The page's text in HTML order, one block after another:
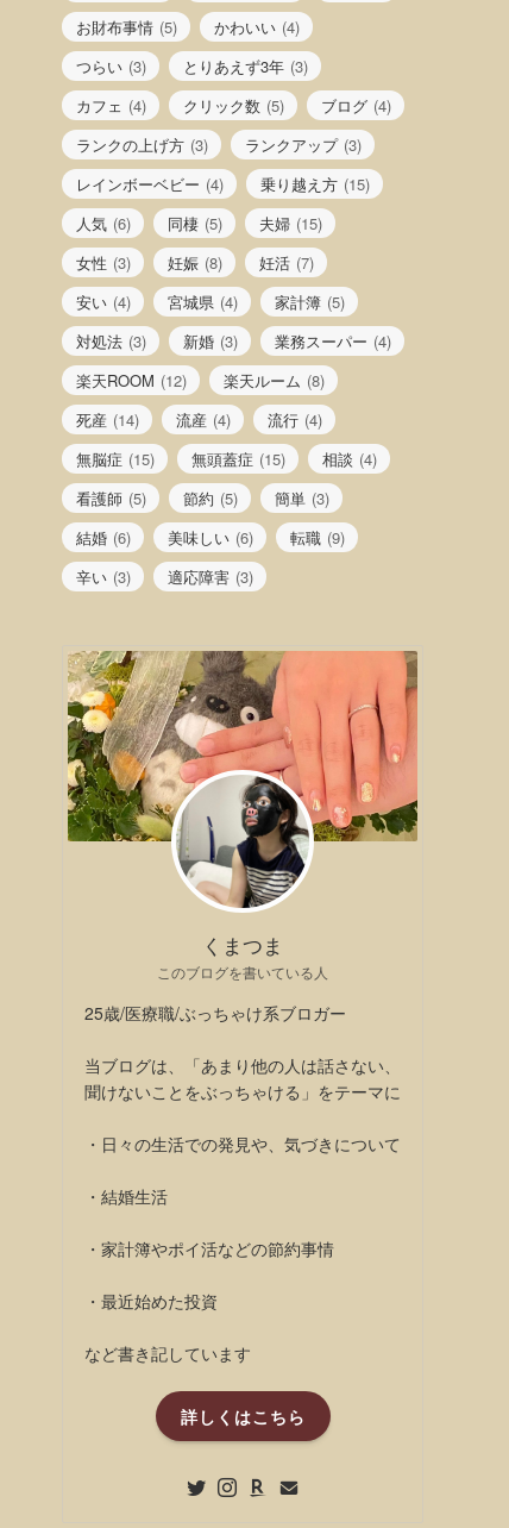
お財布事情 (5) かわいい (4)
つらい (3) とりあえず3年 (3)
カフェ (4) クリック数 (5) ブログ (4)
ランクの上げ方 (3) ランクアップ (3)
レインボーベビー (4) 乗り越え方 (15)
人気 (6) 同棲 (5) 夫婦 (15)
女性 (3) 妊娠 (8) 妊活 (7)
安い (4) 宮城県 (4) 家計簿 (5)
対処法 (3) 新婚 (3) 業務スーパー (4)
楽天ROOM (12) 楽天ルーム (8)
死産 (14) 流産 (4) 流行 (4)
無脳症 (15) 無頭蓋症 (15) 相談 (4)
看護師 (5) 節約 (5) 簡単 (3)
結婚 (6) 美味しい (6) 転職 (9)
辛い (3) 適応障害 (3)
くまつま
このブログを書いている人
25歳/医療職/ぶっちゃけ系ブロガー
当ブログは、「あまり他の人は話さない、
聞けないことをぶっちゃける」をテーマに
・日々の生活での発見や、気づきについて
・結婚生活
・家計簿やポイ活などの節約事情
・最近始めた投資
など書き記しています
詳しくはこちら